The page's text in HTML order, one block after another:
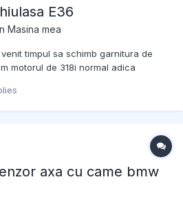
E36
Masina mea
timpul sa schimb garnitura de
motorul de 318i normal adica
explica cineva cu ce este mai
frumos!
axa cu came bmw